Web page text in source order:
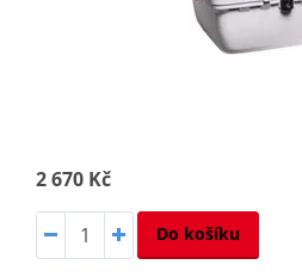
2 670 Kč
Do košíku